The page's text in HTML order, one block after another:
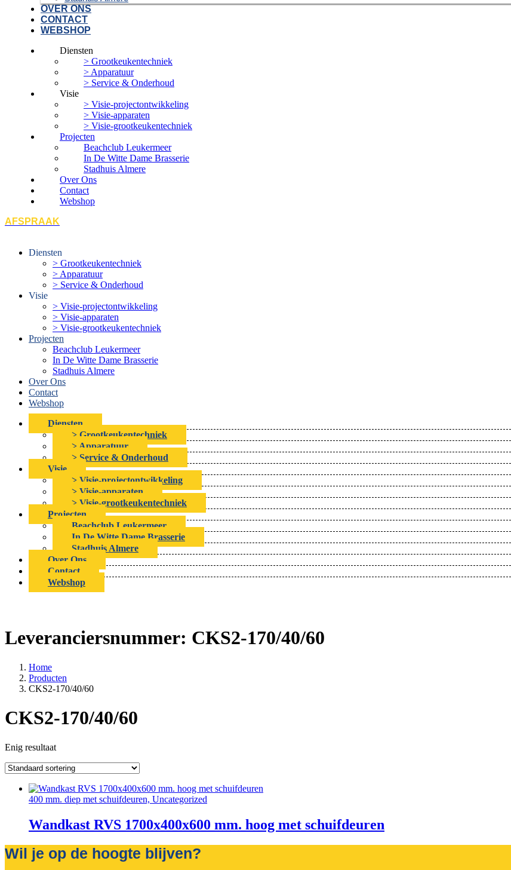
OVER ONS
CONTACT
WEBSHOP
Diensten
> Grootkeukentechniek
> Apparatuur
> Service & Onderhoud
Visie
> Visie-projectontwikkeling
> Visie-apparaten
> Visie-grootkeukentechniek
Projecten
Beachclub Leukermeer
In De Witte Dame Brasserie
Stadhuis Almere
Over Ons
Contact
Webshop
AFSPRAAK
Diensten
> Grootkeukentechniek
> Apparatuur
> Service & Onderhoud
Visie
> Visie-projectontwikkeling
> Visie-apparaten
> Visie-grootkeukentechniek
Projecten
Beachclub Leukermeer
In De Witte Dame Brasserie
Stadhuis Almere
Over Ons
Contact
Webshop
Diensten
> Grootkeukentechniek
> Apparatuur
> Service & Onderhoud
Visie
> Visie-projectontwikkeling
> Visie-apparaten
> Visie-grootkeukentechniek
Projecten
Beachclub Leukermeer
In De Witte Dame Brasserie
Stadhuis Almere
Over Ons
Contact
Webshop
Leveranciersnummer: CKS2-170/40/60
Home
Producten
CKS2-170/40/60
CKS2-170/40/60
Enig resultaat
400 mm. diep met schuifdeuren, Uncategorized
Wandkast RVS 1700x400x600 mm. hoog met schuifdeuren
Wil je op de hoogte blijven?